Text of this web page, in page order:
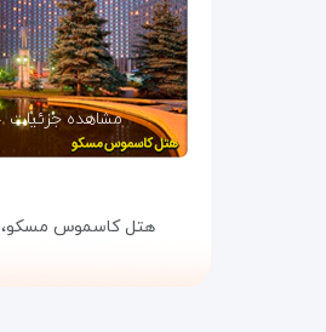
مشاهده جزئیات
هتل کاسموس مسکو،